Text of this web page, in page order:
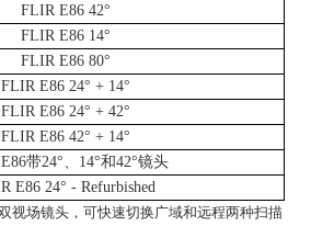
FLIR E86 42°
FLIR E86 14°
FLIR E86 80°
FLIR E86 24° + 14°
FLIR E86 24° + 42°
FLIR E86 42° + 14°
带24° 14°和42°镜头
E86 24° - Refurbished
视场镜头，可快速切换广域和远程两种扫描